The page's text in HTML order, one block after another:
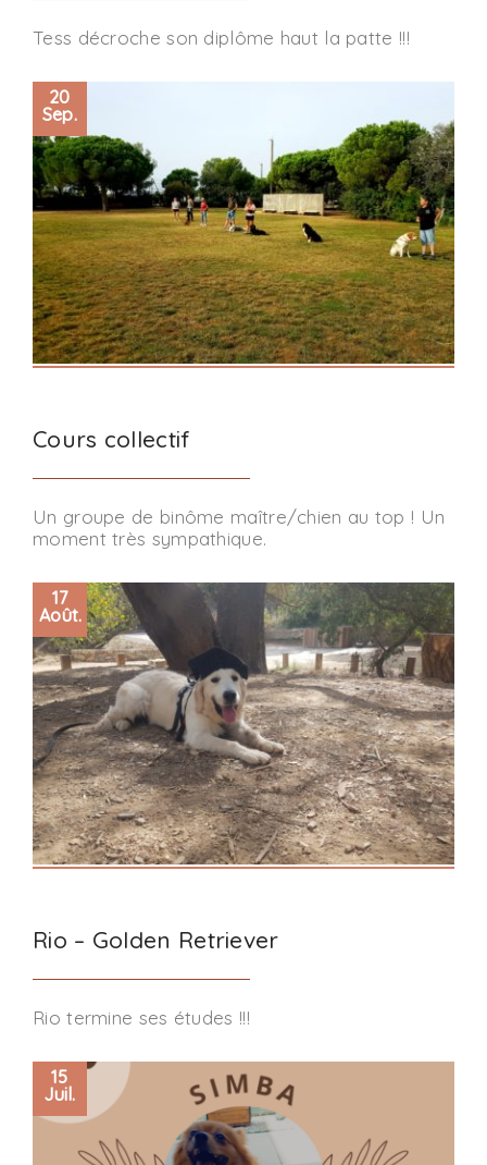
Tess décroche son diplôme haut la patte !!!
Cours collectif
20
Sep.
Un groupe de binôme maître/chien au top ! Un
moment très sympathique.
Rio – Golden Retriever
17
Août.
Rio termine ses études !!!
15
Juil.